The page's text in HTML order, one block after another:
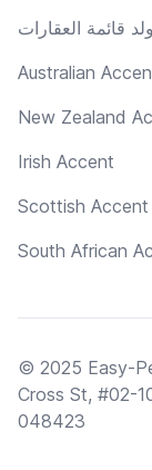
قائمة العقارات
Australian
New Zealand
Irish Accent
Scottish Accent
South African
© 2025 Easy-
Cross St, #02-
048423